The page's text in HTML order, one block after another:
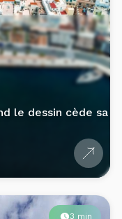
le dessin cède sa
3 min